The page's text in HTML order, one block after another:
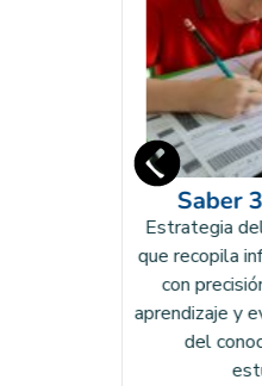
Saber
Estrategia
que recopila
con
aprendizaje y
del